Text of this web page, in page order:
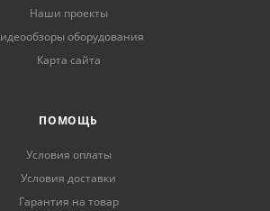
Наши проекты
оборудования
Карта сайта
ПОМОЩЬ
Условия оплаты
Условия доставки
Гарантия на товар